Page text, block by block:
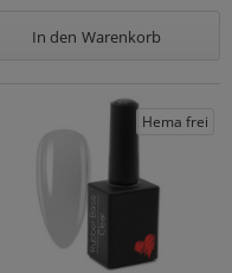
In den Warenkorb
Hema frei